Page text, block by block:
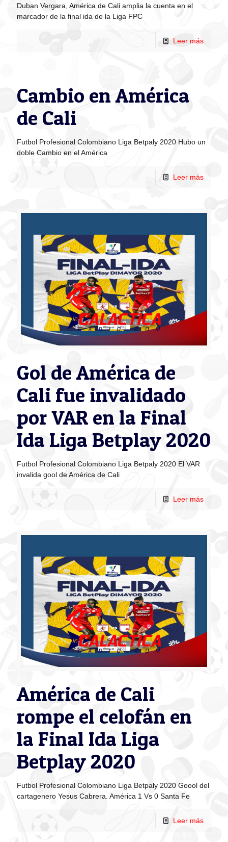
Duban Vergara, América de Cali amplia la cuenta en el
marcador de la final ida de la Liga FPC
Leer más
Cambio en América
de Cali
Futbol Profesional Colombiano Liga Betpaly 2020 Hubo un
doble Cambio en el América
Leer más
Gol de América de
Cali fue invalidado
por VAR en la Final
Ida Liga Betplay 2020
Futbol Profesional Colombiano Liga Betpaly 2020 El VAR
invalida gool de América de Cali
Leer más
América de Cali
rompe el celofán en
la Final Ida Liga
Betplay 2020
Futbol Profesional Colombiano Liga Betpaly 2020 Goool del
cartagenero Yesus Cabrera. América 1 Vs 0 Santa Fe
Leer más